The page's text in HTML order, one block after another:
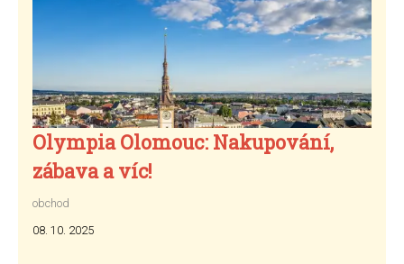
Olympia Olomouc: Nakupování,
zábava a víc!
obchod
08. 10. 2025